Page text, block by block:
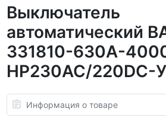
Выключатель
автоматический
331810-630А-
НР230AC/220DC-
Информация о товаре